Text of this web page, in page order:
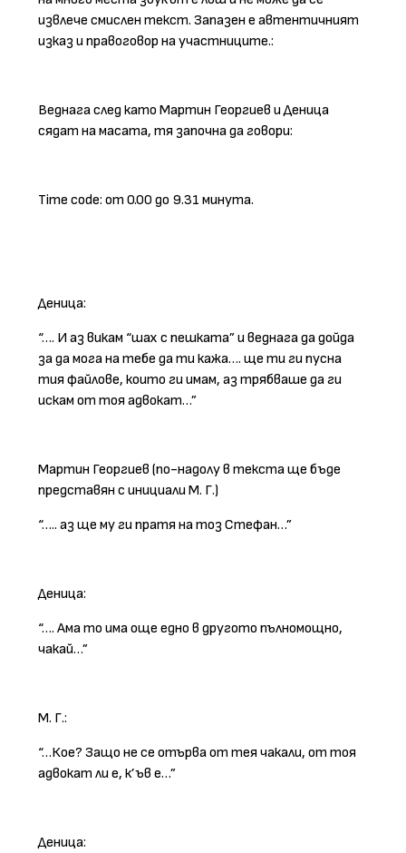
извлече смислен текст. Запазен е автентичният
изказ и правоговор на участниците.:
Веднага след като Мартин Георгиев и Деница
сядат на масата, тя започна да говори:
Time code: от 0.00 до 9.31 минута.
Деница:
“…. И аз викам “шах с пешката” и веднага да дойда
за да мога на тебе да ти кажа…. ще ти ги пусна
тия файлове, които ги имам, аз трябваше да ги
искам от тоя адвокат…”
Мартин Георгиев (по-надолу в текста ще бъде
представян с инициали М. Г.)
“….. аз ще му ги пратя на тоз Стефан…”
Деница:
“…. Ама то има още едно в другото пълномощно,
чакай…”
М. Г.:
“…Кое? Защо не се отърва от тея чакали, от тоя
адвокат ли е, к’ъв е…”
Деница: